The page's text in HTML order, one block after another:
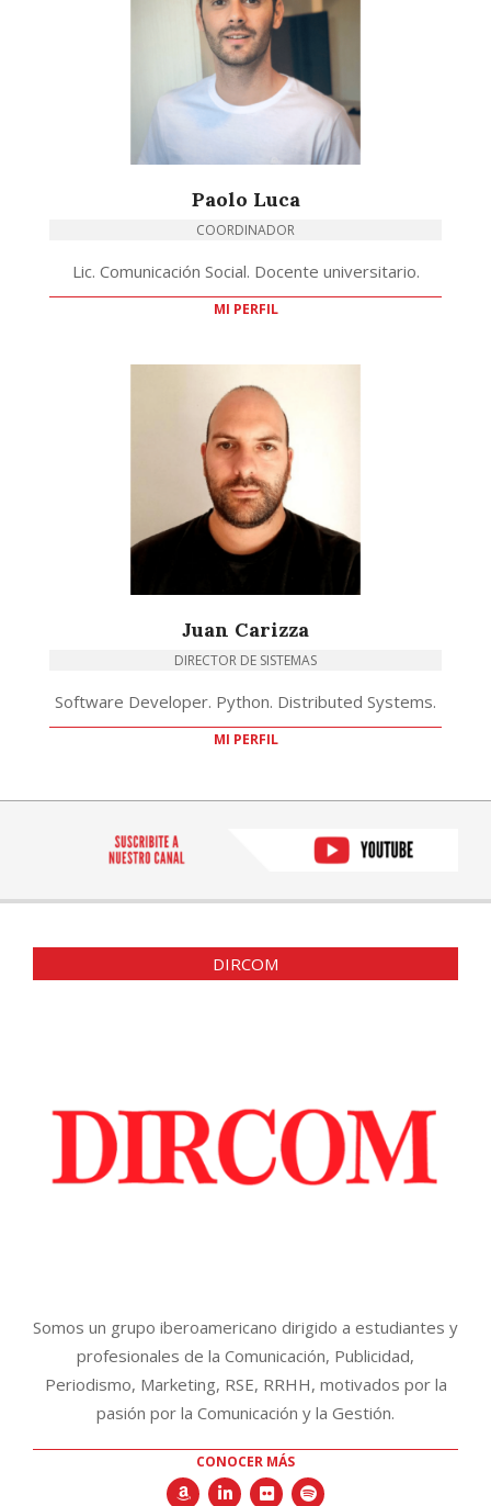
Paolo Luca
COORDINADOR
Lic. Comunicación Social. Docente universitario.
MI PERFIL
Juan Carizza
DIRECTOR DE SISTEMAS
Software Developer. Python. Distributed Systems.
MI PERFIL
DIRCOM
Somos un grupo iberoamericano dirigido a estudiantes y
profesionales de la Comunicación, Publicidad,
Periodismo, Marketing, RSE, RRHH, motivados por la
pasión por la Comunicación y la Gestión.
CONOCER MÁS